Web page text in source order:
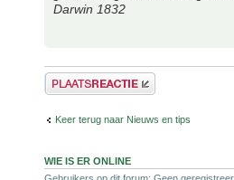
Darwin 1832
Plaats een reactie
Keer terug naar Nieuws en tips
WIE IS ER ONLINE